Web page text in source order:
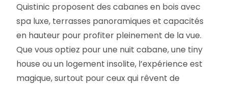
Quistinic proposent des cabanes en bois avec
spa luxe, terrasses panoramiques et capacités
en hauteur pour profiter pleinement de la vue.
Que vous optiez pour une nuit cabane, une tiny
house ou un logement insolite, l’expérience est
magique, surtout pour ceux qui rêvent de